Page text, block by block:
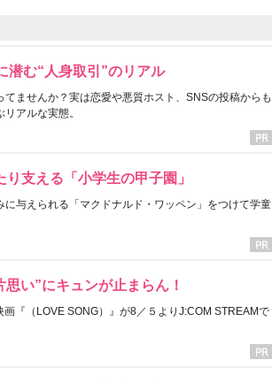
潜む“人身取引”のリアル
てませんか？実は恋愛や悪質ホスト、SNSの投稿からも
アルな実態。
支える「小学生の甲子園」
与えられる「マクドナルド・ワッペン」をつけて学童
い”にキュンが止まらん！
『（LOVE SONG）』が8／５よりJ:COM STREAMで